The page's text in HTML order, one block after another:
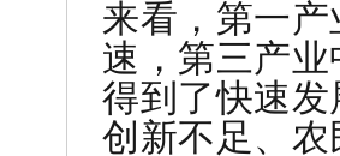
来看，第一
速，第三产
得到了快速
创新不足、